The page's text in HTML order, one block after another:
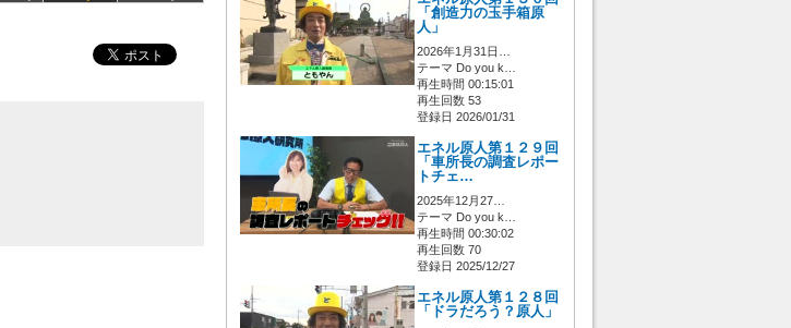
「創造力の玉手箱原
人」
2026年1月31日…
テーマ Do you k…
再生時間 00:15:01
再生回数 53
登録日 2026/01/31
エネル原人第１２９回
「車所長の調査レポー
トチェ…
2025年12月27…
テーマ Do you k…
再生時間 00:30:02
再生回数 70
登録日 2025/12/27
エネル原人第１２８回
「ドラだろう？原人」